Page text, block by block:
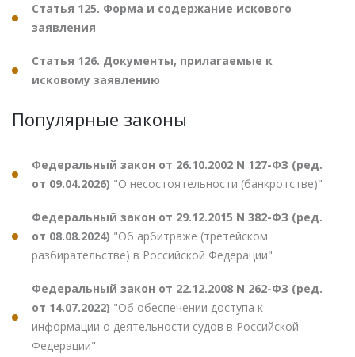
Статья 125. Форма и содержание искового
заявления
Статья 126. Документы, прилагаемые к
исковому заявлению
Популярные законы
Федеральный закон от 26.10.2002 N 127-ФЗ (ред.
от 09.04.2026) "О несостоятельности (банкротстве)"
Федеральный закон от 29.12.2015 N 382-ФЗ (ред.
от 08.08.2024) "Об арбитраже (третейском
разбирательстве) в Российской Федерации"
Федеральный закон от 22.12.2008 N 262-ФЗ (ред.
от 14.07.2022) "Об обеспечении доступа к
информации о деятельности судов в Российской
Федерации"